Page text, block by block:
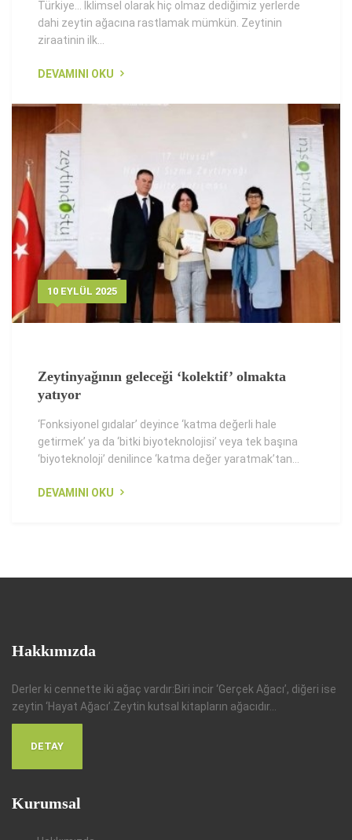
Türkiye... İklimsel olarak hiç olmaz dediğimiz yerlerde
dahi zeytin ağacına rastlamak mümkün. Zeytinin
ziraatinin ilk...
DEVAMINI OKU
10 EYLÜL 2025
Zeytinyağının geleceği ‘kolektif’ olmakta
yatıyor
‘Fonksiyonel gıdalar’ deyince ‘katma değerli hale
getirmek’ ya da ‘bitki biyoteknolojisi’ veya tek başına
‘biyoteknoloji’ denilince ‘katma değer yaratmak’tan...
DEVAMINI OKU
Hakkımızda
Derler ki cennette iki ağaç vardır:Biri incir ‘Gerçek Ağacı’, diğeri ise
zeytin ‘Hayat Ağacı’.Zeytin kutsal kitapların ağacıdır...
DETAY
Kurumsal